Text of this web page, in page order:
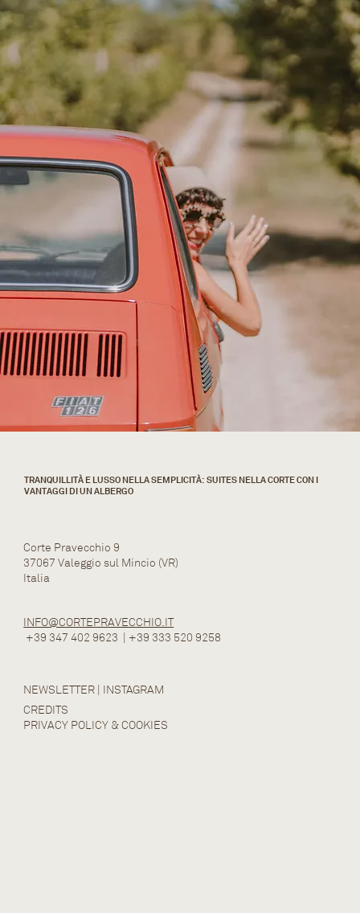
TRANQUILLITÀ E LUSSO NELLA SEMPLICITÀ: SUITES NELLA CORTE CON I
VANTAGGI DI UN ALBERGO
Corte Pravecchio 9
37067 Valeggio sul Mincio (VR)
Italia
INFO@CORTEPRAVECCHIO.IT
+39 347 402 9623
+39 333 520 9258
NEWSLETTER
INSTAGRAM
CREDITS
PRIVACY POLICY & COOKIES